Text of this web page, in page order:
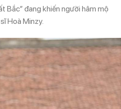
Bắc” đang khiến người hâm mộ
Hoà Minzy.